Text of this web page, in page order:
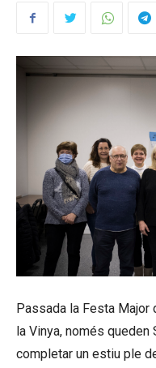
Passada la Festa Major
la Vinya, només
completar un estiu ple